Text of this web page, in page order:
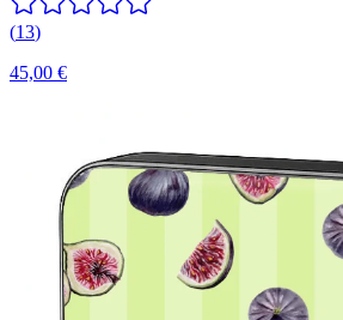
(13)
45,00 €